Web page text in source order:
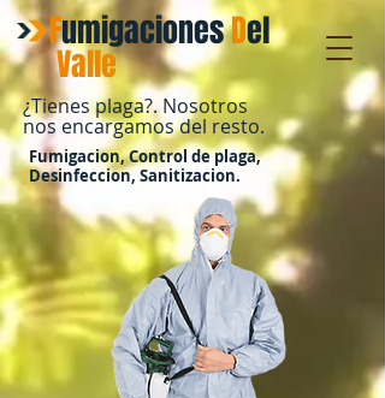
¿Tienes plaga?. Nosotros
nos encargamos del resto.
Fumigacion, Control de plaga,
Desinfeccion, Sanitizacion.
FumigacionesDel
​Valle